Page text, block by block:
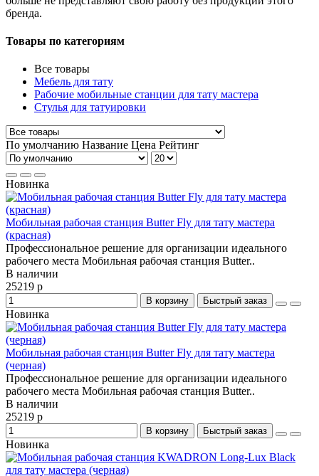
бренда.
Товары по категориям
Все товары
Мебель для тату
Рабочие мобильные станции для тату мастера
Стулья для татуировки
По умолчанию Название Цена Рейтинг
Новинка
Мобильная рабочая станция Butter Fly для тату мастера
(красная)
Профессиональное решение для организации идеального
рабочего места Мобильная рабочая станция Butter..
В наличии
25219 р
В корзину Быстрый заказ
Новинка
Мобильная рабочая станция Butter Fly для тату мастера
(черная)
Профессиональное решение для организации идеального
рабочего места Мобильная рабочая станция Butter..
В наличии
25219 р
В корзину Быстрый заказ
Новинка